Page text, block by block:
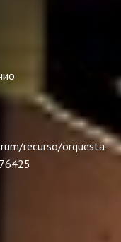
recurso/orquesta-